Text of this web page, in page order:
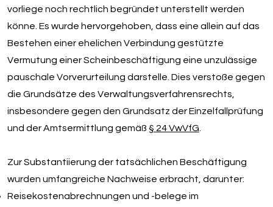
vorliege noch rechtlich begründet unterstellt werden
könne. Es wurde hervorgehoben, dass eine allein auf das
Bestehen einer ehelichen Verbindung gestützte
Vermutung einer Scheinbeschäftigung eine unzulässige
pauschale Vorverurteilung darstelle. Dies verstoße gegen
die Grundsätze des Verwaltungsverfahrensrechts,
insbesondere gegen den Grundsatz der Einzelfallprüfung
und der Amtsermittlung gemäß § 24 VwVfG
Zur Substantiierung der tatsächlichen Beschäftigung
wurden umfangreiche Nachweise erbracht, darunter:
Reisekostenabrechnungen und -belege im